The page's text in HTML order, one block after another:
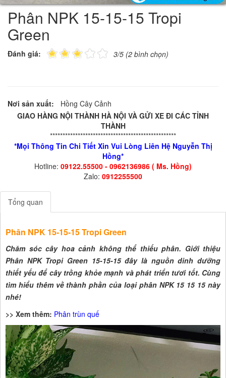
Phân NPK 15-15-15 Tropi
Green
Đánh giá: 3/5 (2 bình chọn)
Nơi sản xuất:
Hồng Cây Cảnh
GIAO HÀNG NỘI THÀNH HÀ NỘI VÀ GỬI XE ĐI CÁC TỈNH
THÀNH
**************************************************
*Mọi Thông Tin Chi Tiết Xin Vui Lòng Liên Hệ Nguyễn Thị
Hồng*
Hotline: 09122.55500 - 0962136986 ( Ms. Hồng)
Zalo: 0912255500
Tổng quan
Phân NPK 15-15-15 Tropi Green
Chăm sóc cây hoa cảnh không thể thiếu phân. Giới thiệu
Phân NPK Tropi Green 15-15-15 đây là nguồn dinh dưỡng
thiết yếu để cây trồng khỏe mạnh và phát triển tươi tốt. Cùng
tìm hiểu thêm về thành phần của loại phân NPK 15 15 15 này
nhé!
>> Xem thêm: Phân trùn quế